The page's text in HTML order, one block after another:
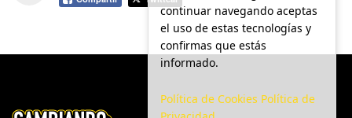
continuar navegando aceptas
el uso de estas tecnologías y
confirmas que estás
informado.
Política de Cookies Política de